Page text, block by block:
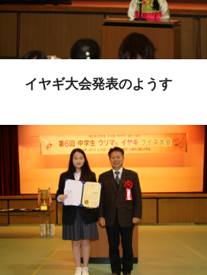
イヤギ大会発表のようす